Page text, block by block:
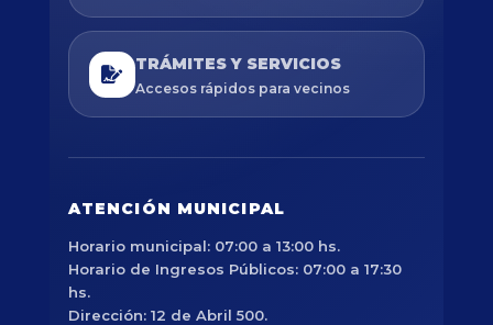
TRÁMITES Y SERVICIOS
Accesos rápidos para vecinos
ATENCIÓN MUNICIPAL
Horario municipal: 07:00 a 13:00 hs.
Horario de Ingresos Públicos: 07:00 a 17:30
hs.
Dirección: 12 de Abril 500.